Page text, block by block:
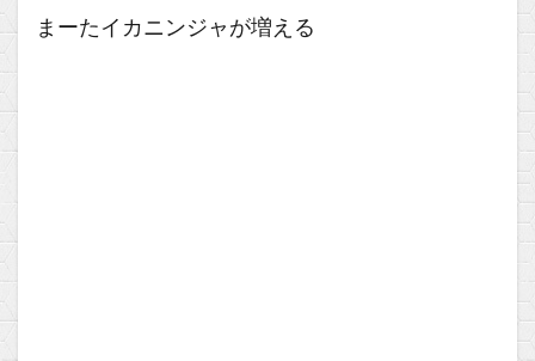
まーたイカニンジャが増える